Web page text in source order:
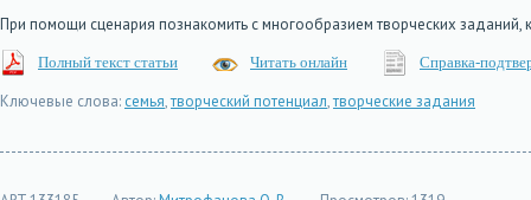
При помощи сценария познакомить с многообразием творческих
Полный текст статьи Читать онлайн Справка-
Ключевые слова: семья,творческий потенциал,творческие задания